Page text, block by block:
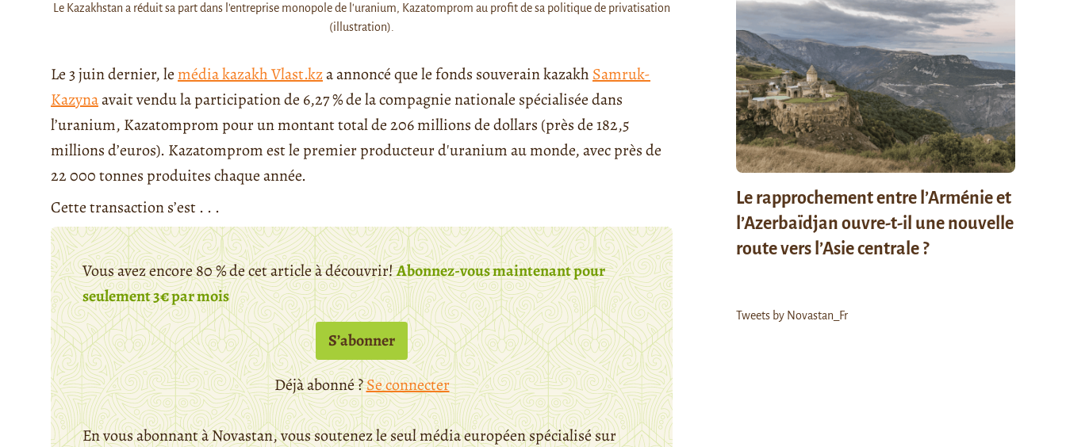
Le Kazakhstan a réduit sa part dans l'entreprise monopole de l'uranium, Kazatomprom au profit de sa politique de privatisation
(illustration).
Le 3 juin dernier, lemédia kazakh Vlast.kza annoncé que le fonds souverain kazakh Samruk-
Kazynaavait vendu la participation de 6,27 % de la compagnie nationale spécialisée dans
l’uranium, Kazatomprom pour un montant total de 206 millions de dollars (près de 182,5
millions d’euros). Kazatomprom est le premier producteur d'uranium au monde, avec près de
22 000 tonnes produites chaque année.
Cette transaction s’est . . .
Vous avez encore 80 % de cet article à découvrir!Abonnez-vous maintenant pour
seulement 3€ par mois
S’abonner
Déjà abonné ?Se connecter
En vous abonnant à Novastan, vous soutenez le seul média européen spécialisé sur
Le rapprochement entre l’Arménie et
l’Azerbaïdjan ouvre-t-il une nouvelle
route vers l’Asie centrale ?
Tweets by Novastan_Fr